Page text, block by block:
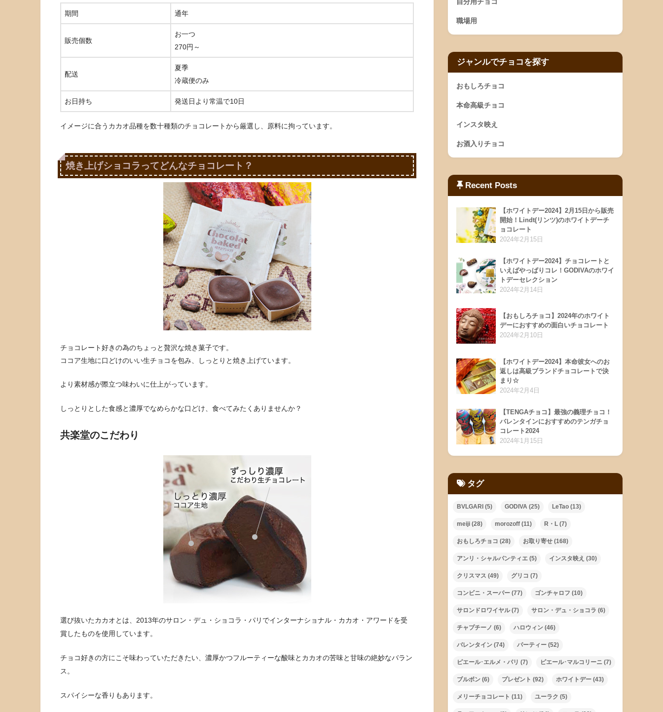
期間 通年
販売個数
お一つ
270円～
配送
夏季
冷蔵便のみ
お日持ち 発送日より常温で10日
イメージに合うカカオ品種を数十種類のチョコレートから厳選し、原料に拘っています。
焼き上げショコラってどんなチョコレート？
チョコレート好きの為のちょっと贅沢な焼き菓子です。
ココア生地に口どけのいい生チョコを包み、しっとりと焼き上げています。
より素材感が際立つ味わいに仕上がっています。
しっとりとした食感と濃厚でなめらかな口どけ、食べてみたくありませんか？
共楽堂のこだわり
選び抜いたカカオとは、2013年のサロン・デュ・ショコラ・パリ でインターナショナル・カカオ・アワードを受
賞したものを使用しています。
チョコ好きの方にこそ味わっていただきたい、濃厚かつフルーティーな酸味とカカオの苦味と甘味の絶妙なバラン
ス。
スパイシーな香りもあります。
職場用
ジャンルでチョコを探す
おもしろチョコ
本命高級チョコ
インスタ映え
お酒入りチョコ
Recent Posts
【ホワイトデー2024】2月15日から販売
開始！Lindt(リンツ)のホワイトデーチ
ョコレート
2024年2月15日
【ホワイトデー2024】チョコレートと
いえばやっぱりコレ！GODIVAのホワイ
トデーセレクション
2024年2月14日
【おもしろチョコ】2024年のホワイト
デーにおすすめの面白いチョコレート
2024年2月10日
【ホワイトデー2024】本命彼女へのお
返しは高級ブランドチョコレートで決
まり☆
2024年2月4日
【TENGAチョコ】最強の義理チョコ！
バレンタインにおすすめのテンガチョ
コレート2024
2024年1月15日
タグ
BVLGARI (5) GODIVA (25) LeTao (13)
meiji (28) morozoff (11) R・L (7)
おもしろチョコ (28) お取り寄せ (168)
アンリ・シャルパンティエ (5) インスタ映え (30)
クリスマス (49) グリコ (7)
コンビニ・スーパー (77) ゴンチャロフ (10)
サロンドロワイヤル(7) サロン・デュ・ショコラ (6)
チャプチーノ (6) ハロウィン (46)
バレンタイン (74) パーティー (52)
ピエール･エルメ・パリ (7) ピエール･マルコリーニ (7)
ブルボン (6) プレゼント (92) ホワイトデー (43)
メリーチョコレート (11) ユーラク (5)